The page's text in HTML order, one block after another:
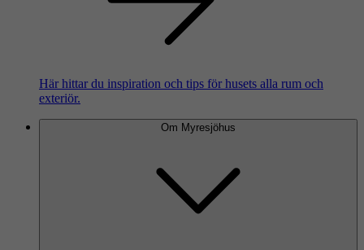
Här hittar du inspiration och tips för husets alla rum och
exteriör.
Om Myresjöhus